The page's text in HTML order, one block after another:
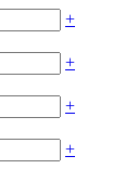
+
+
+
+